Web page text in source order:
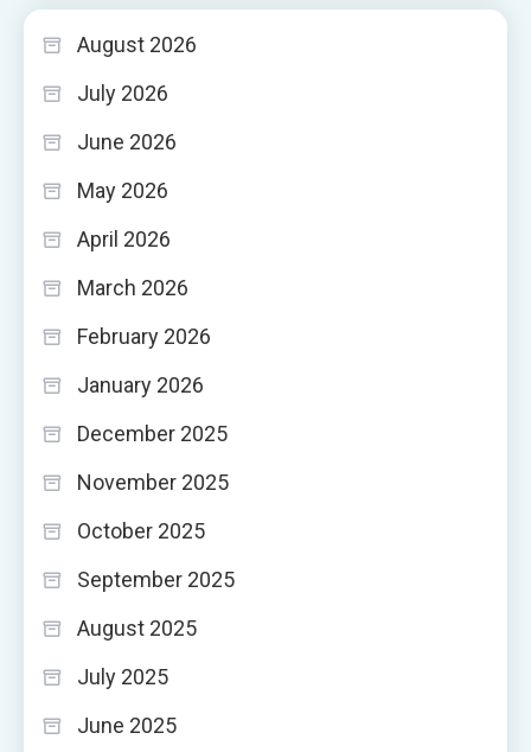
August 2026
July 2026
June 2026
May 2026
April 2026
March 2026
February 2026
January 2026
December 2025
November 2025
October 2025
September 2025
August 2025
July 2025
June 2025